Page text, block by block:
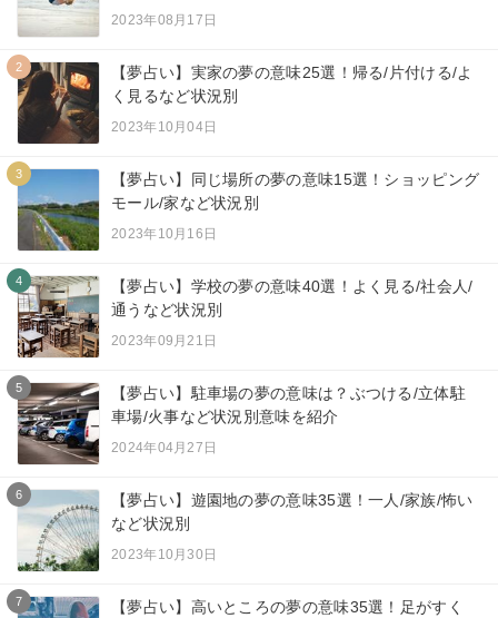
2023年08月17日
2
【夢占い】実家の夢の意味25選！帰る/片付ける/よ
く見るなど状況別
2023年10月04日
3
【夢占い】同じ場所の夢の意味15選！ショッピング
モール/家など状況別
2023年10月16日
4
【夢占い】学校の夢の意味40選！よく見る/社会人/
通うなど状況別
2023年09月21日
5
【夢占い】駐車場の夢の意味は？ぶつける/立体駐
車場/火事など状況別意味を紹介
2024年04月27日
6
【夢占い】遊園地の夢の意味35選！一人/家族/怖い
など状況別
2023年10月30日
7
【夢占い】高いところの夢の意味35選！足がすく